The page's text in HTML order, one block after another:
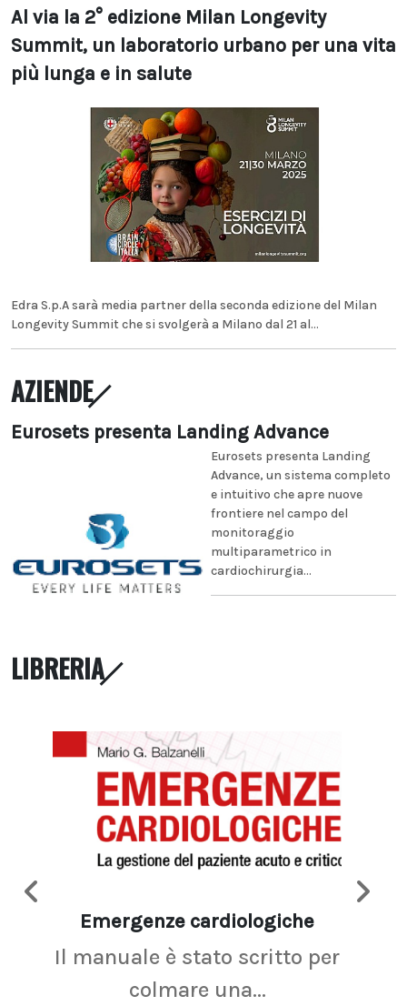
Al via la 2° edizione Milan Longevity
Summit, un laboratorio urbano per una vita
più lunga e in salute
Edra S.p.A sarà media partner della seconda edizione del Milan
Longevity Summit che si svolgerà a Milano dal 21 al...
AZIENDE
Eurosets presenta Landing Advance
Eurosets presenta Landing
Advance, un sistema completo
e intuitivo che apre nuove
frontiere nel campo del
monitoraggio
multiparametrico in
cardiochirurgia...
LIBRERIA
Emergenze cardiologiche
Il manuale è stato scritto per
colmare una...